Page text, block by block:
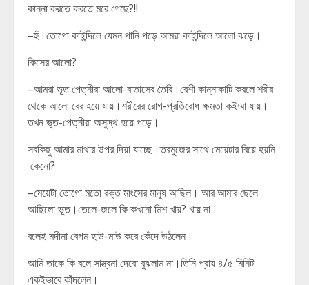
কান্না করতে করতে মরে গেছে?!!
–হুঁ।তোগো কাইন্দিলে যেমন পানি পড়ে আমরা কাইন্দিলে আলো ঝড়ে।
কিসের আলো?
–আমরা ভূত পেত্নীরা আলো-বাতাসের তৈরি।বেশী কান্নাকাটি করলে শরীর
থেকে আলো বের হয়ে যায়।শরীরের রোগ-প্রতিরোধ ক্ষমতা কইম্মা যায়।
তখন ভূত-পেত্নীরা অসুস্থ হয়ে পড়ে।
সবকিছু আমার মাথার উপর দিয়া যাচ্ছে।তরমুজের সাথে মেয়েটার বিয়ে হয়নি
কেনো?
–মেয়েটা তোগো মতো রক্ত মাংসের মানুষ আছিল। আর আমার ছেলে
আছিলো ভূত।তেলে-জলে কি কখনো মিশ খায়? খায় না।
বলেই মদীনা বেগম হাউ-মাউ করে কেঁদে উঠলেন।
আমি তাকে কি বলে সান্ত্বনা দেবো বুঝলাম না।তিনি প্রায় ৪/৫ মিনিট
একইভাবে কাঁদলেন।